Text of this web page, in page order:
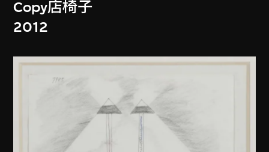
Copy店椅子
2012